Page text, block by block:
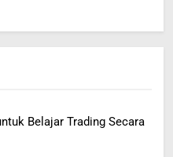
Belajar Trading Secara